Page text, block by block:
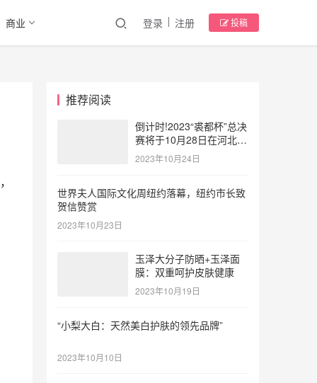
商业 登录 注册 投稿
推荐阅读
倒计时!2023“裘都杯”总决
赛将于10月28日在河北大
营点燃时尚风暴
2023年10月24日
世界夫人国际文化周纽约落幕，纽约市长致
贺信赞赏
2023年10月23日
玉泽大分子防晒+玉泽面
膜：双重呵护皮肤健康
2023年10月19日
“小梨大白：天然美白护肤的领先品牌”
2023年10月10日